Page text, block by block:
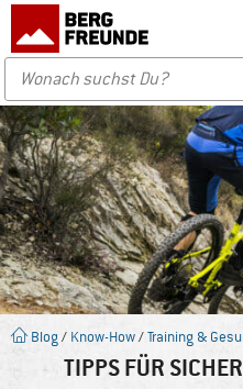
Blog / Know-How/Training &
TIPPS FÜR